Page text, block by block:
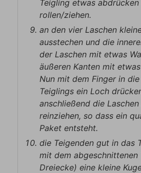
Teigling etwas
rollen/ziehen.
an den vier Laschen
ausstechen und die
der Laschen mit etwas
äußeren Kanten mit
Nun mit dem Finger in
Teiglings ein Loch
anschließend die
reinziehen, so dass ein
Paket entsteht.
die Teigenden gut in das
mit dem abgeschnittenen
Dreiecke) eine kleine